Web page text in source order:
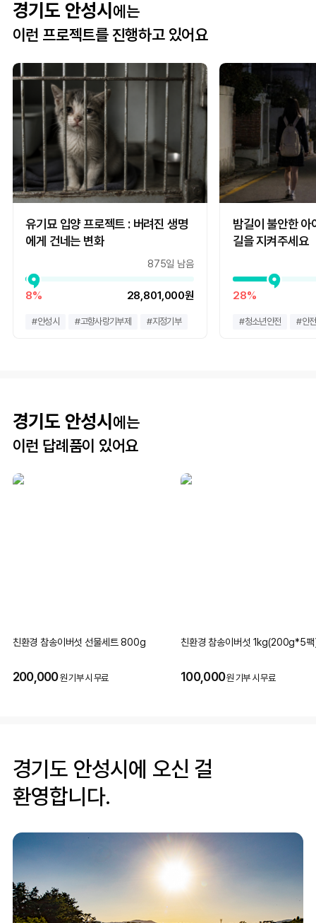
경기도 안성시 에는
이런 프로젝트를 진행하고 있어요
유기묘 입양 프로젝트 : 버려진 생명
에게 건네는 변화
875일 남음
8% 28,801,000원
#안성시 #고향사랑기부제 #지정기부
밤길이 불안한
길을 지켜주세요
28%
#청소년안전 #안
경기도 안성시 에는
이런 답례품이 있어요
친환경 참송이버섯 선물세트 800g
200,000원 기부 시 무료
친환경 참송이버섯 1kg(200g*5
100,000원 기부 시 무료
경기도 안성시에 오신 걸
환영합니다.